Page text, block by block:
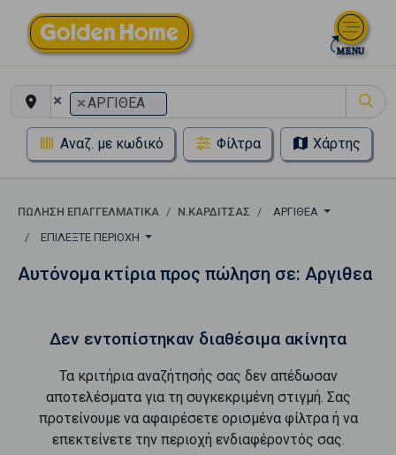
× ×ΑΡΓΙΘΕΑ
Αναζ. με κωδικό Φίλτρα Χάρτης
ΠΏΛΗΣΗ ΕΠΑΓΓΕΛΜΑΤΙΚΆ Ν.ΚΑΡΔΙΤΣΑΣ
ΑΡΓΙΘΕΑ
ΕΠΙΛΈΞΤΕ ΠΕΡΙΟΧΉ
Αυτόνομα κτίρια προς πώληση σε: Αργιθεα
Δεν εντοπίστηκαν διαθέσιμα ακίνητα
Τα κριτήρια αναζήτησής σας δεν απέδωσαν
αποτελέσματα για τη συγκεκριμένη στιγμή. Σας
προτείνουμε να αφαιρέσετε ορισμένα φίλτρα ή να
επεκτείνετε την περιοχή ενδιαφέροντός σας.